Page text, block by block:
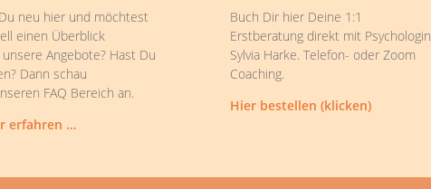
neu hier und möchtest
einen Überblick
Angebote? Hast Du
Dann schau
FAQ Bereich an.
erfahren …
Buch Dir hier Deine 1:1
Erstberatung direkt mit Psychologin
Sylvia Harke. Telefon- oder Zoom
Coaching.
Hier bestellen (klicken)